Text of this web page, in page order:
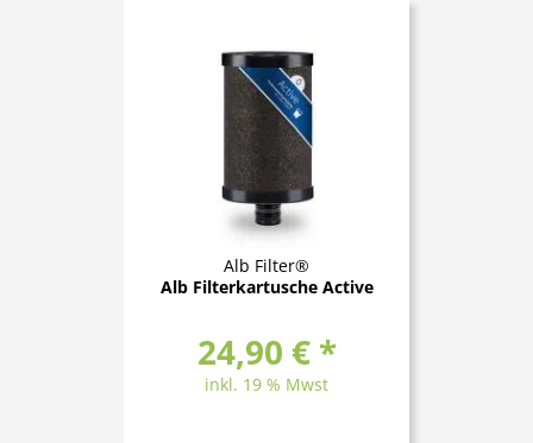
Alb Filter®
Alb Filterkartusche Active
24,90 € *
inkl. 19 % Mwst